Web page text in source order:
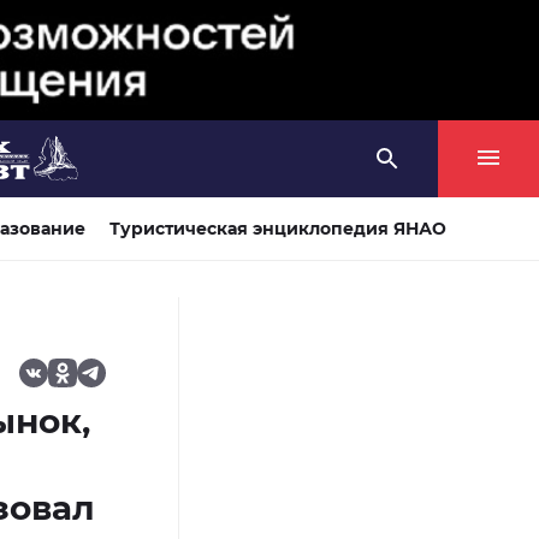
Туристическая энциклопедия ЯНАО